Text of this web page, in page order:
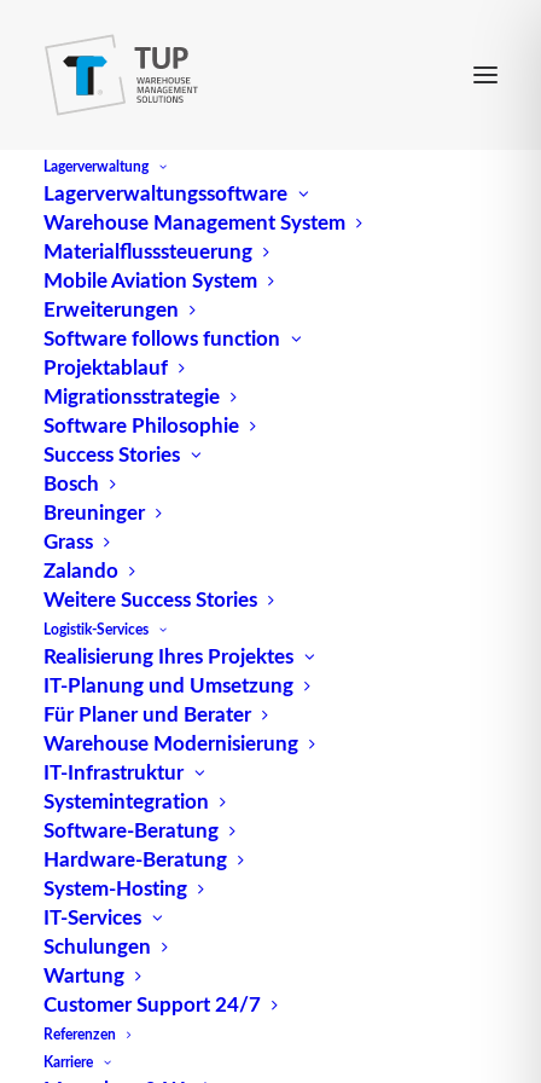
Lagerverwaltung
Lagerverwaltungssoftware
Warehouse Management System
Materialflusssteuerung
Mobile Aviation System
Erweiterungen
Software follows function
Projektablauf
Migrationsstrategie
Software Philosophie
Success Stories
Bosch
Breuninger
Grass
Zalando
Weitere Success Stories
Logistik-Services
Realisierung Ihres Projektes
IT-Planung und Umsetzung
Für Planer und Berater
Warehouse Modernisierung
IT-Infrastruktur
Systemintegration
Software-Beratung
Hardware-Beratung
System-Hosting
IT-Services
Schulungen
Wartung
Customer Support 24/7
Referenzen
Karriere
Ship to Line / die direkte
Warenbereitstellung
BeiShip to Line
Direktbereitstellung von Waren stellt der
Lieferant/Hersteller dieSendung
liefert diese direkt an den Verbrauchsort – ohne
dasLagerbeziehungsweise die
Abnehmers zu benötigen. Durch die Übernahme
der wertschöpfenden Prozesse wie
Warenannahme, einlagern und auslagern durch den
Lieferanten beziehungsweise Hersteller, wird die
Steigerung der Leistungsfähigkeit der
gefördert.
Die Konzentration bei der direkten Waren- und
Rohstoffbereitstellung liegt auf dem
kann beispielsweise über eine kontinuierliche